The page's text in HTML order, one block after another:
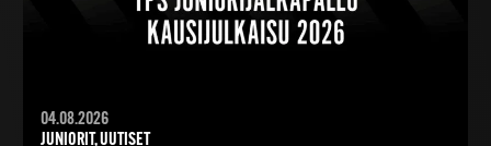
04.08.2026
JUNIORIT, UUTISET